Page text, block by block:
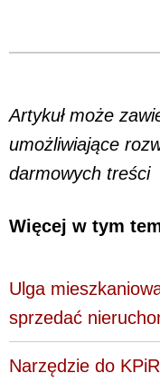
Artykuł może
umożliwiające
darmowych treści
Więcej w tym
Ulga
sprzedać
Narzędzie do